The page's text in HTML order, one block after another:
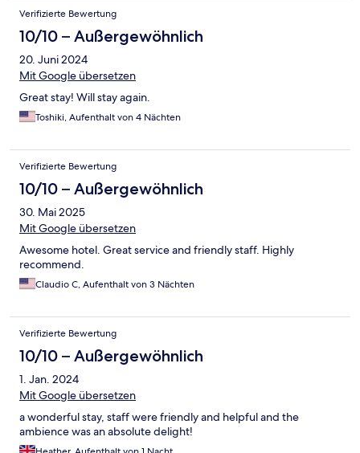
Verifizierte Bewertung
10/10 – Außergewöhnlich
20. Juni 2024
Mit Google übersetzen
Great stay! Will stay again.
Toshiki, Aufenthalt von 4 Nächten
Verifizierte Bewertung
10/10 – Außergewöhnlich
30. Mai 2025
Mit Google übersetzen
Awesome hotel. Great service and friendly staff. Highly
recommend.
Claudio C, Aufenthalt von 3 Nächten
Verifizierte Bewertung
10/10 – Außergewöhnlich
1. Jan. 2024
Mit Google übersetzen
a wonderful stay, staff were friendly and helpful and the
ambience was an absolute delight!